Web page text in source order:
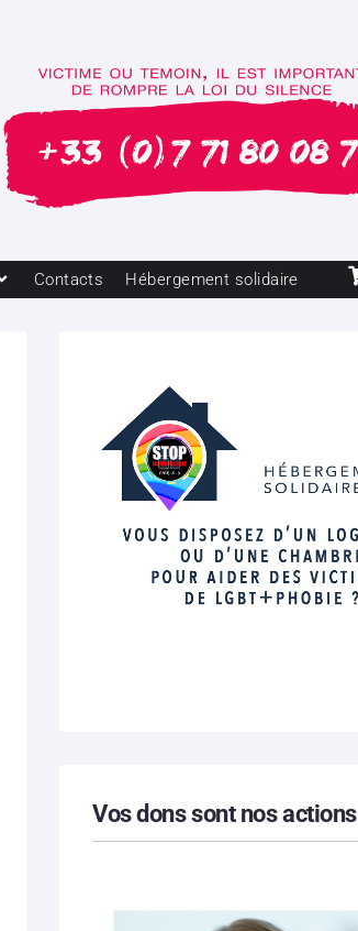
Contacts Hébergement solidaire
Vos dons sont nos actions